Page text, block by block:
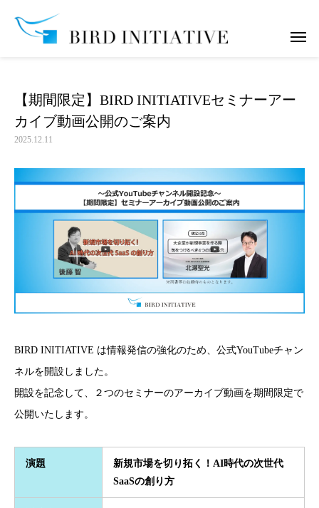
【期間限定】BIRD INITIATIVEセミナーアー
カイブ動画公開のご案内
2025.12.11
BIRD INITIATIVE は情報発信の強化のため、公式YouTubeチャン
ネルを開設しました。
開設を記念して、２つのセミナーのアーカイブ動画を期間限定で
公開いたします。
演題
新規市場を切り拓く！AI時代の次世代
SaaSの創り方